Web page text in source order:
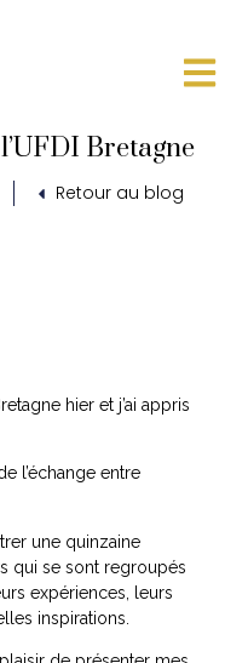
Bretagne
Retour au blog
hier et j’ai appris
l’échange entre
une quinzaine
qui se sont regroupés
expériences, leurs
inspirations.